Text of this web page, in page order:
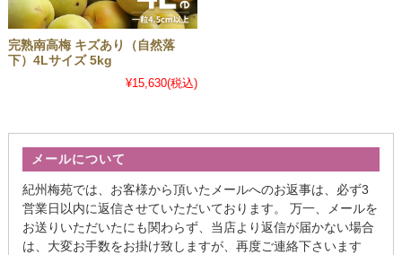
完熟南高梅 キズあり（自然落
下）4Lサイズ 5kg
¥15,630(税込)
メールについて
紀州梅苑では、お客様から頂いたメールへのお返事は、必ず3
営業日以内に返信させていただいております。 万一、メールを
お送りいただいたにも関わらず、当店より返信が届かない場合
は、大変お手数をお掛け致しますが、再度ご連絡下さいます